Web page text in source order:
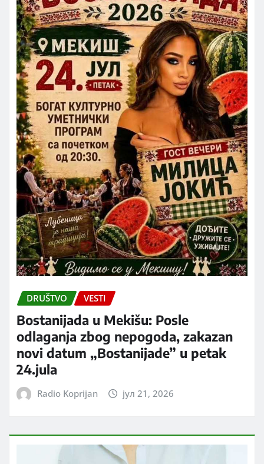
DRUŠTVO VESTI
Bostanijada u Mekišu: Posle
odlaganja zbog nepogoda, zakazan
novi datum „Bostanijade” u petak
24.jula
Radio Koprijan јул 21, 2026